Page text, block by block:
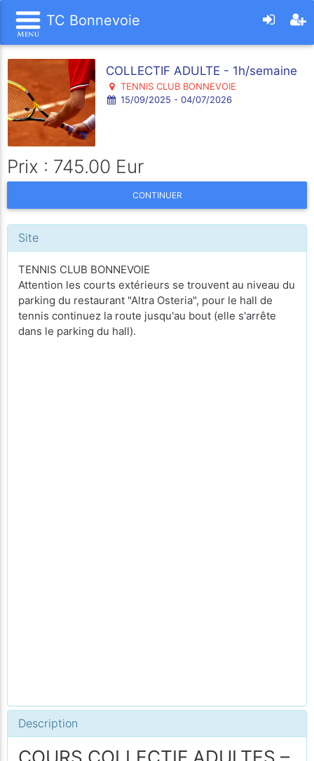
TC Bonnevoie
COLLECTIF ADULTE - 1h/semaine
TENNIS CLUB BONNEVOIE
15/09/2025 - 04/07/2026
Prix : 745.00 Eur
CONTINUER
Site
TENNIS CLUB BONNEVOIE
Attention les courts extérieurs se trouvent au niveau du
parking du restaurant "Altra Osteria", pour le hall de
tennis continuez la route jusqu'au bout (elle s'arrête
dans le parking du hall).
Description